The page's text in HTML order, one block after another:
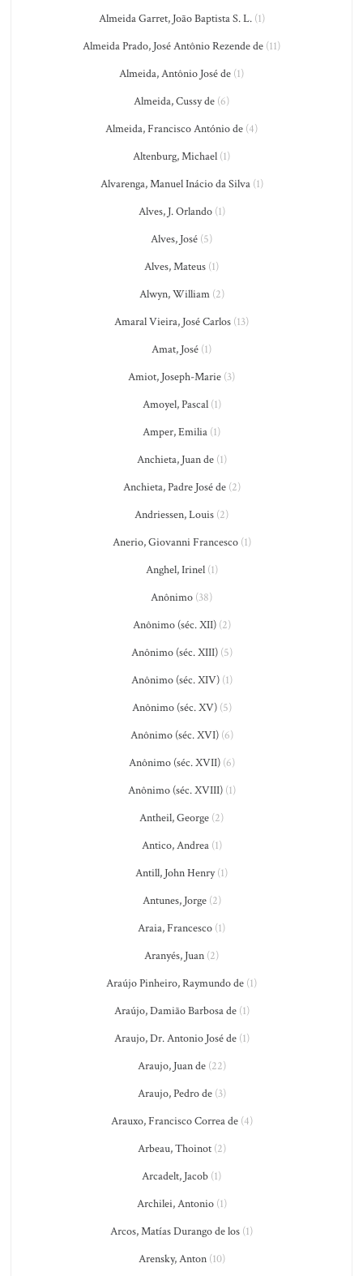
Almeida Garret, João Baptista S. L.(1)
Almeida Prado, José Antônio Rezende de (11)
Almeida, Antônio José de (1)
Almeida, Cussy de (6)
Almeida, Francisco António de (4)
Altenburg, Michael (1)
Alvarenga, Manuel Inácio da Silva(1)
Alves, J. Orlando(1)
Alves, José (5)
Alves, Mateus (1)
Alwyn, William(2)
Amaral Vieira, José Carlos (13)
Amat, José (1)
Amiot, Joseph-Marie (3)
Amoyel, Pascal(1)
Amper, Emilia (1)
Anchieta, Juan de(1)
Anchieta, Padre José de(2)
Andriessen, Louis (2)
Anerio, Giovanni Francesco(1)
Anghel, Irinel(1)
Anônimo (38)
Anônimo (séc. XII)(2)
Anônimo (séc. XIII)(5)
Anônimo (séc. XIV)(1)
Anônimo (séc. XV)(5)
Anônimo (séc. XVI)(6)
Anônimo (séc. XVII)(6)
Anônimo (séc. XVIII)(1)
Antheil, George (2)
Antico, Andrea(1)
Antill, John Henry(1)
Antunes, Jorge(2)
Araia, Francesco (1)
Aranyés, Juan (2)
Araújo Pinheiro, Raymundo de (1)
Araújo, Damião Barbosa de(1)
Araujo, Dr. Antonio José de(1)
Araujo, Juan de(22)
Araujo, Pedro de(3)
Arauxo, Francisco Correa de(4)
Arbeau, Thoinot(2)
Arcadelt, Jacob (1)
Archilei, Antonio(1)
Arcos, Matías Durango de los (1)
Arensky, Anton(10)